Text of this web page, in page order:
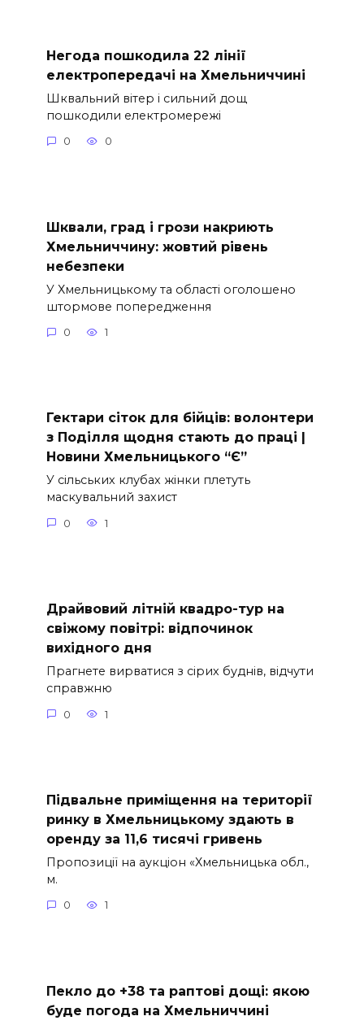
Негода пошкодила 22 лінії
електропередачі на Хмельниччині
Шквальний вітер і сильний дощ
пошкодили електромережі
0 0
Шквали, град і грози накриють
Хмельниччину: жовтий рівень
небезпеки
У Хмельницькому та області оголошено
штормове попередження
0 1
Гектари сіток для бійців: волонтери
з Поділля щодня стають до праці |
Новини Хмельницького “Є”
У сільських клубах жінки плетуть
маскувальний захист
0 1
Драйвовий літній квадро-тур на
свіжому повітрі: відпочинок
вихідного дня
Прагнете вирватися з сірих буднів, відчути
справжню
0 1
Підвальне приміщення на території
ринку в Хмельницькому здають в
оренду за 11,6 тисячі гривень
Пропозиції на аукціон «Хмельницька обл.,
м.
0 1
Пекло до +38 та раптові дощі: якою
буде погода на Хмельниччині